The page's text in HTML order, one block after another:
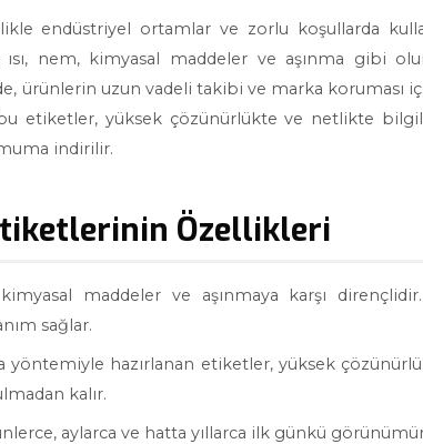
endüstriyel ortamlar ve zorlu koşullarda
nem, kimyasal maddeler ve aşınma gibi
ürünlerin uzun vadeli takibi ve marka koruması
bu etiketler, yüksek çözünürlükte ve netlikte
indirilir.
Özellikleri
kimyasal maddeler ve aşınmaya karşı
sağlar.
yöntemiyle hazırlanan etiketler, yüksek
kalır.
aylarca ve hatta yıllarca ilk günkü